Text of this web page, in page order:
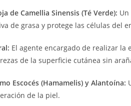
de Camellia Sinensis (Té Verde):
de grasa y protege las células del
El agente encargado de realizar
de la superficie cutánea sin
Escocés (Hamamelis) y Alantoína:
de la piel.